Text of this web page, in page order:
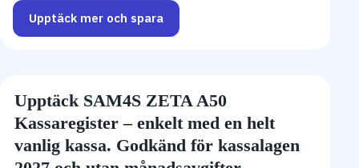
Upptäck mer och spara
Upptäck SAM4S ZETA A50
Kassaregister – enkelt med en helt
vanlig kassa. Godkänd för kassalagen